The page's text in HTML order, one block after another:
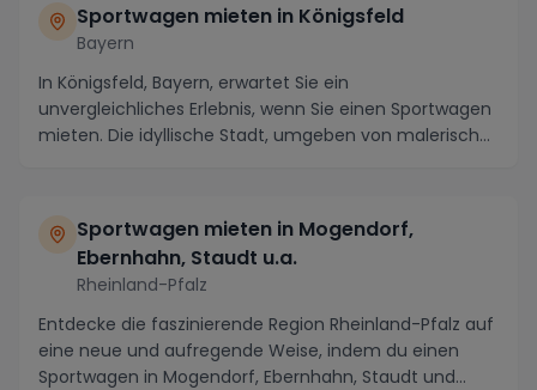
Sportwagen mieten in Königsfeld
Bayern
In Königsfeld, Bayern, erwartet Sie ein
unvergleichliches Erlebnis, wenn Sie einen Sportwagen
mieten. Die idyllische Stadt, umgeben von malerischer
Sportwagen mieten in Mogendorf,
Ebernhahn, Staudt u.a.
Rheinland-Pfalz
Entdecke die faszinierende Region Rheinland-Pfalz auf
eine neue und aufregende Weise, indem du einen
Sportwagen in Mogendorf, Ebernhahn, Staudt und